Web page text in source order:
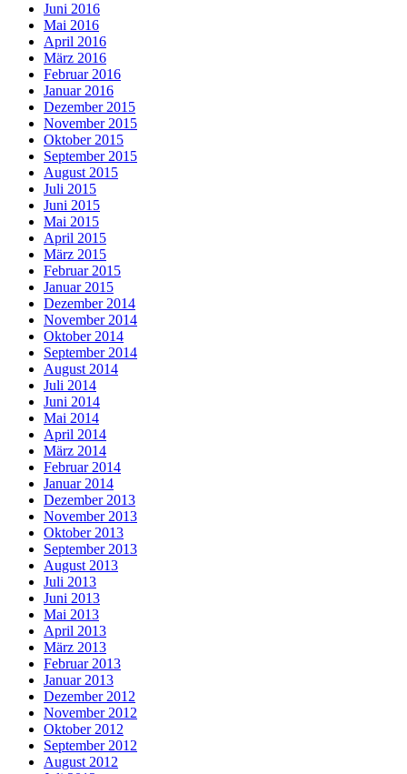
Juni 2016
Mai 2016
April 2016
März 2016
Februar 2016
Januar 2016
Dezember 2015
November 2015
Oktober 2015
September 2015
August 2015
Juli 2015
Juni 2015
Mai 2015
April 2015
März 2015
Februar 2015
Januar 2015
Dezember 2014
November 2014
Oktober 2014
September 2014
August 2014
Juli 2014
Juni 2014
Mai 2014
April 2014
März 2014
Februar 2014
Januar 2014
Dezember 2013
November 2013
Oktober 2013
September 2013
August 2013
Juli 2013
Juni 2013
Mai 2013
April 2013
März 2013
Februar 2013
Januar 2013
Dezember 2012
November 2012
Oktober 2012
September 2012
August 2012